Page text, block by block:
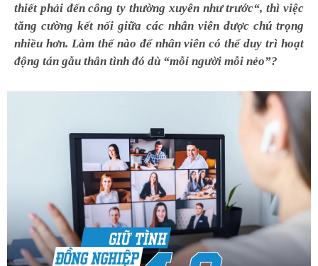
thiết phải đến công ty thường xuyên như trước“, thì việc
tăng cường kết nối giữa các nhân viên được chú trọng
nhiều hơn. Làm thế nào để nhân viên có thể duy trì hoạt
động tán gẫu thân tình đó dù “mỗi người mỗi nẻo”?